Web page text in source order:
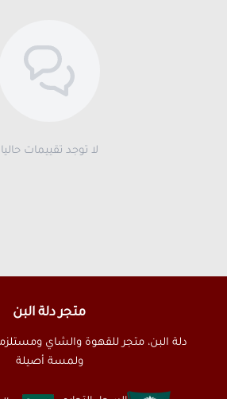
لا توجد تقييمات حاليا
متجر دلة البن
دلة البن، متجر للقهوة والشاي
ولمسة أصيلة